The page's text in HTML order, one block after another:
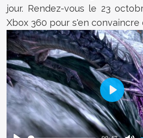
jour. Rendez-vous le 23
Xbox 360 pour s'en